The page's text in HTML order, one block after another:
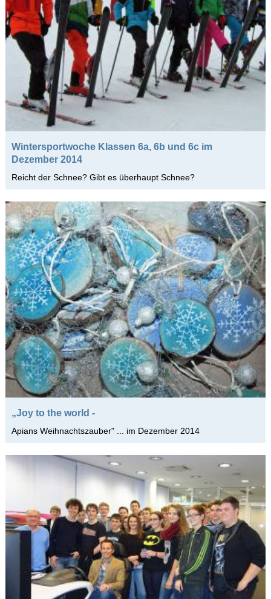
Wintersportwoche Klassen 6a, 6b und 6c im
Dezember 2014
Reicht der Schnee? Gibt es überhaupt Schnee?
„Joy to the world -
Apians Weihnachtszauber" ... im Dezember 2014